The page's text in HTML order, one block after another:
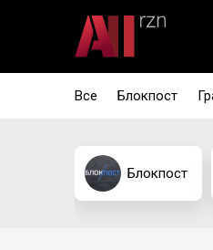
Все Блокпост
Блокпост